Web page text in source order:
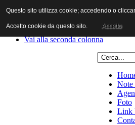
Vai al contenuto
Vai alla prima colonna
Vai alla seconda colonna
Note
Foto
Link
Questo sito utilizza cookie; accedendo o
Accetto cookie da questo sito. Accetto